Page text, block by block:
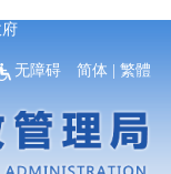
无障碍 简体 |繁體